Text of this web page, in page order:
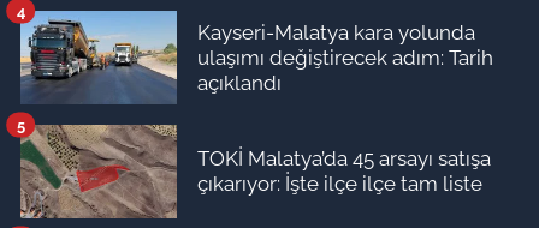
Kayseri-Malatya kara yolunda
ulaşımı değiştirecek adım: Tarih
açıklandı
4
TOKİ Malatya’da 45 arsayı satışa
çıkarıyor: İşte ilçe ilçe tam liste
5